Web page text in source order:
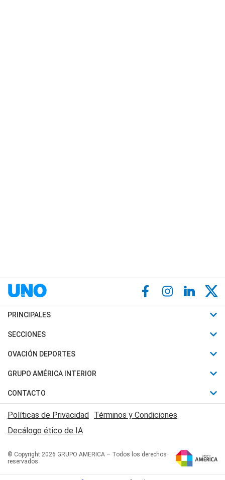
PRINCIPALES
Últimas Noticias
Política
Judiciales
Economia
SECCIONES
Horóscopo
Motores
Trucos caseros
Series y Películas
Edictos y Solicitadas
OVACIÓN DEPORTES
Fútbol
Mundial
Automovilismo
Rugby
Básquet
GRUPO AMÉRICA INTERIOR
Canal 7 en Vivo
San Juan 8
CONTACTO
Acerca de Nosotros
Contactanos
Políticas de Privacidad Términos y Condiciones
Decálogo ético de IA
© Copyright 2026 GRUPO AMERICA – Todos los derechos
reservados